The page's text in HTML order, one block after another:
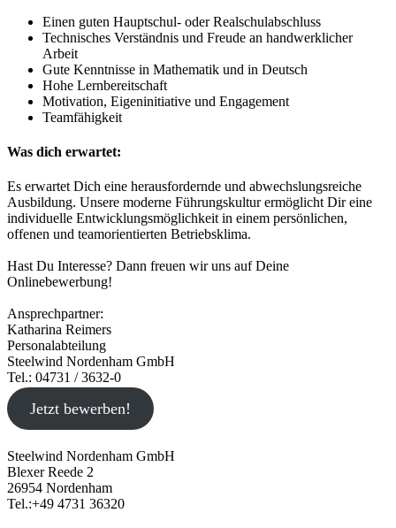
Einen guten Hauptschul- oder Realschulabschluss
Technisches Verständnis und Freude an handwerklicher
Arbeit
Gute Kenntnisse in Mathematik und in Deutsch
Hohe Lernbereitschaft
Motivation, Eigeninitiative und Engagement
Teamfähigkeit
Was dich erwartet:
Es erwartet Dich eine herausfordernde und abwechslungsreiche
Ausbildung. Unsere moderne Führungskultur ermöglicht Dir eine
individuelle Entwicklungsmöglichkeit in einem persönlichen,
offenen und teamorientierten Betriebsklima.
Hast Du Interesse? Dann freuen wir uns auf Deine
Onlinebewerbung!
Ansprechpartner:
Katharina Reimers
Personalabteilung
Steelwind Nordenham GmbH
Tel.: 04731 / 3632-0
Jetzt bewerben!
Steelwind Nordenham GmbH
Blexer Reede 2
26954 Nordenham
Tel.:+49 4731 36320